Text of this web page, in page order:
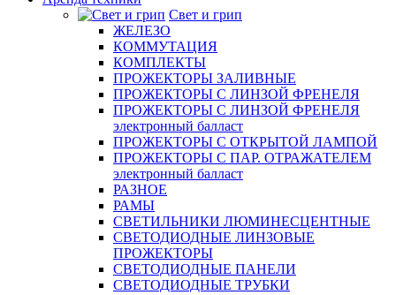
Свет и грип
ЖЕЛЕЗО
КОММУТАЦИЯ
КОМПЛЕКТЫ
ПРОЖЕКТОРЫ ЗАЛИВНЫЕ
ПРОЖЕКТОРЫ С ЛИНЗОЙ ФРЕНЕЛЯ
ПРОЖЕКТОРЫ С ЛИНЗОЙ ФРЕНЕЛЯ
электронный балласт
ПРОЖЕКТОРЫ С ОТКРЫТОЙ ЛАМПОЙ
ПРОЖЕКТОРЫ С ПАР. ОТРАЖАТЕЛЕМ
электронный балласт
РАЗНОЕ
РАМЫ
СВЕТИЛЬНИКИ ЛЮМИНЕСЦЕНТНЫЕ
СВЕТОДИОДНЫЕ ЛИНЗОВЫЕ
ПРОЖЕКТОРЫ
СВЕТОДИОДНЫЕ ПАНЕЛИ
СВЕТОДИОДНЫЕ ТРУБКИ